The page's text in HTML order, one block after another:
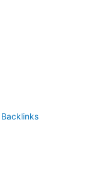
Backlinks